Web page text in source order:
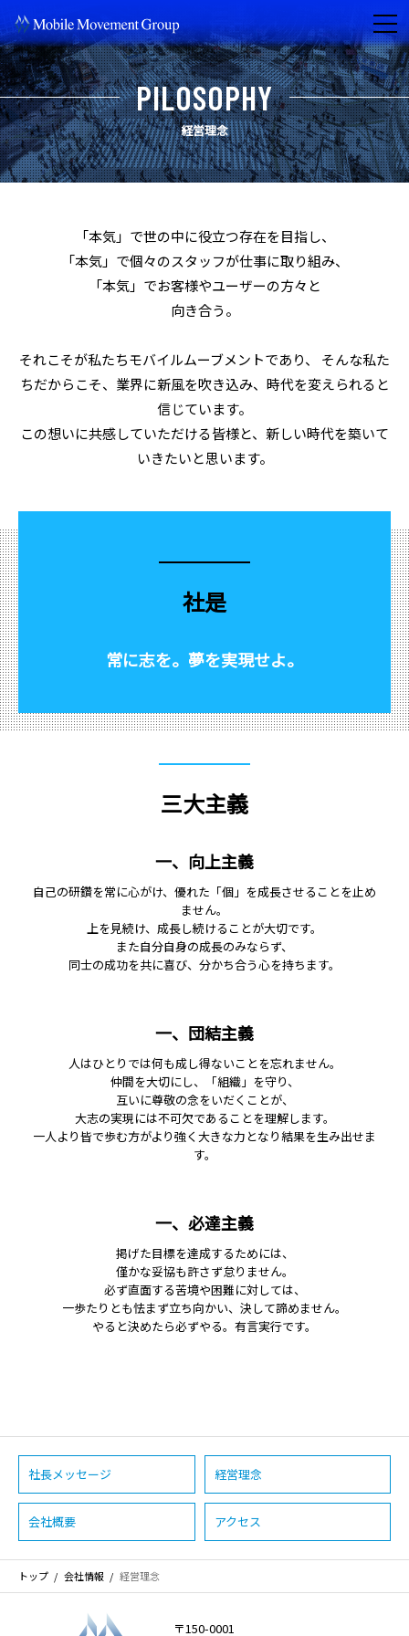
PILOSOPHY
経営理念
「本気」で世の中に役立つ存在を目指し、
「本気」で個々のスタッフが仕事に取り組み、
「本気」でお客様やユーザーの方々と
向き合う――。
それこそが私たちモバイルムーブメントであり、
そんな私た
ちだからこそ、業界に新風を吹き込み、時代を変えられると
信じています。
この想いに共感していただける皆様と、新しい時代を築いて
いきたいと思います。
社是
常に志を。夢を実現せよ。
三大主義
一、向上主義
自己の研鑽を常に心がけ、優れた「個」を成長させることを止め
ません。
上を見続け、成長し続けることが大切です。
また自分自身の成長のみならず、
同士の成功を共に喜び、分かち合う心を持ちます。
一、団結主義
人はひとりでは何も成し得ないことを忘れません。
仲間を大切にし、「組織」を守り、
互いに尊敬の念をいだくことが、
大志の実現には不可欠であることを理解します。
一人より皆で歩む方がより強く大きな力となり結果を生み出せま
す。
一、必達主義
掲げた目標を達成するためには、
僅かな妥協も許さず怠りません。
必ず直面する苦境や困難に対しては、
一歩たりとも怯まず立ち向かい、決して諦めません。
やると決めたら必ずやる。有言実行です。
社長メッセージ 経営理念
会社概要 アクセス
トップ 会社情報 経営理念
〒150-0001